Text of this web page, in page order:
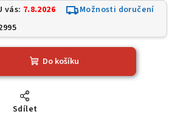
vás: 7.8.2026
Možnosti doručení
Do košíku
Sdílet